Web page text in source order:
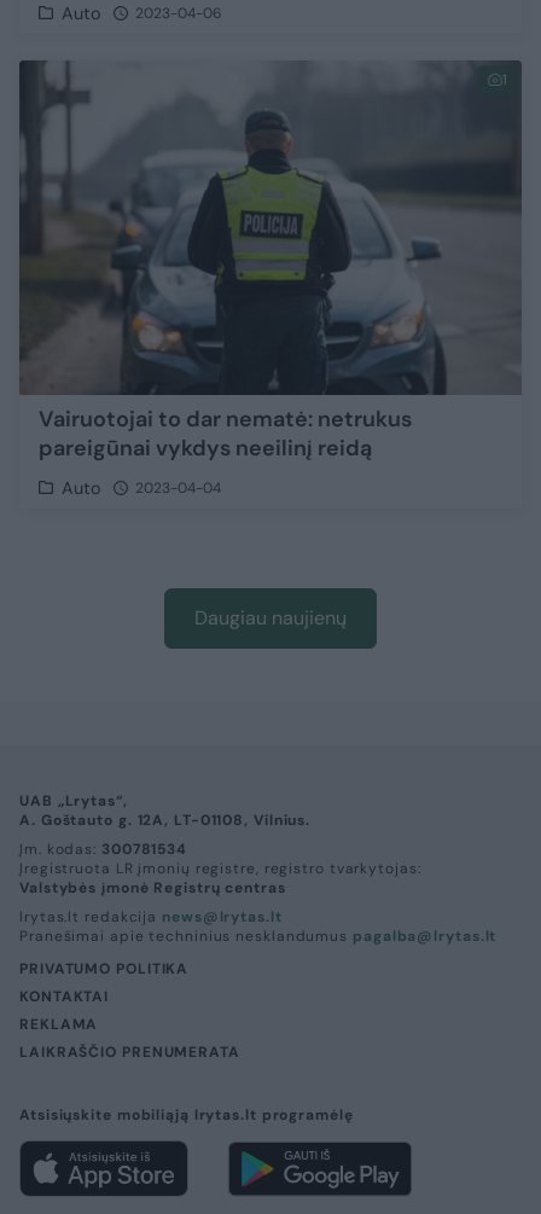
Auto 2023-04-06
1
Vairuotojai to dar nematė: netrukus
pareigūnai vykdys neeilinį reidą
Auto 2023-04-04
Daugiau naujienų
UAB „Lrytas“,
A. Goštauto g. 12A, LT-01108, Vilnius.
Įm. kodas: 300781534
Įregistruota LR įmonių registre, registro tvarkytojas:
Valstybės įmonė Registrų centras
lrytas.lt redakcija news@lrytas.lt
Pranešimai apie techninius nesklandumus pagalba@lrytas.lt
PRIVATUMO POLITIKA
KONTAKTAI
REKLAMA
LAIKRAŠČIO PRENUMERATA
Atsisiųskite mobiliąją lrytas.lt programėlę